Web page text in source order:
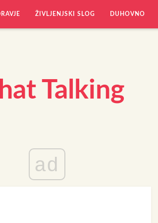
ŽIVLJENJSKI SLOG DUHOVNO
Talking
ad